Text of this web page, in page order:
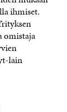
ihmiset.
omistaja
lain